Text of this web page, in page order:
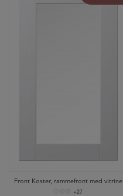
Front Koster, rammefront med vitrine
+27